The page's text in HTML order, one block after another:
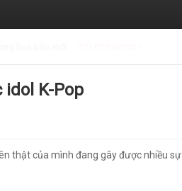
K-Pop
thật của mình đang gây được nhiều sự